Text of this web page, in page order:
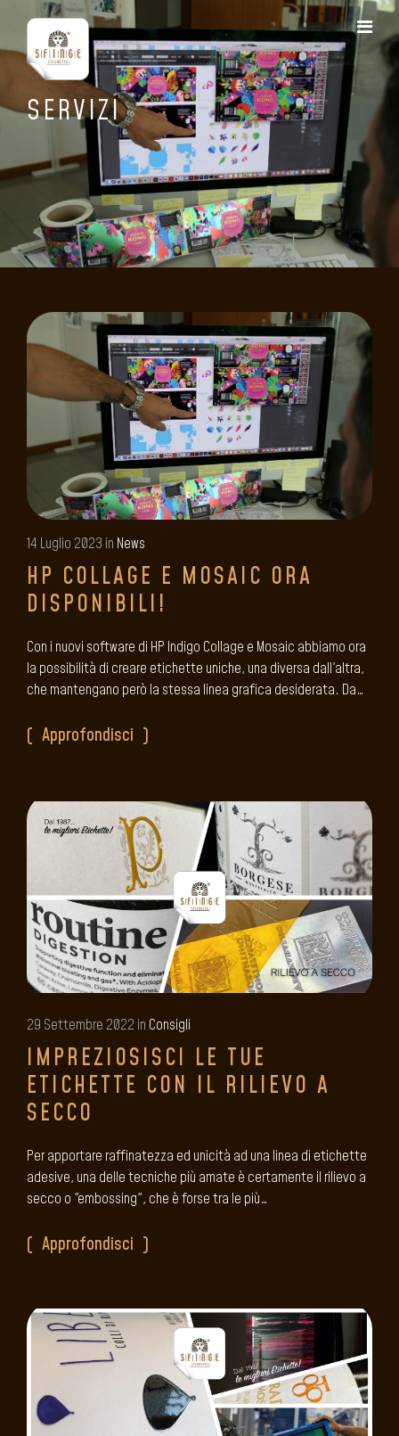
SERVIZI
14 Luglio 2023 in News
HP COLLAGE E MOSAIC ORA
DISPONIBILI!
Con i nuovi software di HP Indigo Collage e Mosaic abbiamo ora
la possibilità di creare etichette uniche, una diversa dall'altra,
che mantengano però la stessa linea grafica desiderata. Da…
Approfondisci
29 Settembre 2022 in Consigli
IMPREZIOSISCI LE TUE
ETICHETTE CON IL RILIEVO A
SECCO
Per apportare raffinatezza ed unicità ad una linea di etichette
adesive, una delle tecniche più amate è certamente il rilievo a
secco o "embossing", che è forse tra le più…
Approfondisci